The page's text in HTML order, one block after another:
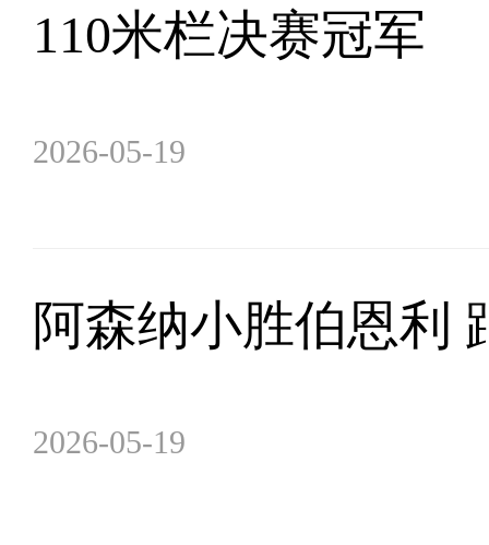
110米栏决赛冠军
2026-05-19
阿森纳小胜伯恩利
2026-05-19